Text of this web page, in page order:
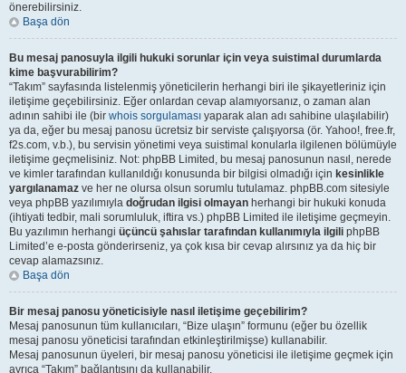
önerebilirsiniz.
Başa dön
Bu mesaj panosuyla ilgili hukuki sorunlar için veya suistimal durumlarda
kime başvurabilirim?
“Takım” sayfasında listelenmiş yöneticilerin herhangi biri ile şikayetleriniz için
iletişime geçebilirsiniz. Eğer onlardan cevap alamıyorsanız, o zaman alan
adının sahibi ile (bir whois sorgulaması yaparak alan adı sahibine ulaşılabilir)
ya da, eğer bu mesaj panosu ücretsiz bir serviste çalışıyorsa (ör. Yahoo!, free.fr,
f2s.com, v.b.), bu servisin yönetimi veya suistimal konularla ilgilenen bölümüyle
iletişime geçmelisiniz. Not: phpBB Limited, bu mesaj panosunun nasıl, nerede
ve kimler tarafından kullanıldığı konusunda bir bilgisi olmadığı için kesinlikle
yargılanamaz ve her ne olursa olsun sorumlu tutulamaz. phpBB.com sitesiyle
veya phpBB yazılımıyla doğrudan ilgisi olmayan herhangi bir hukuki konuda
(ihtiyati tedbir, mali sorumluluk, iftira vs.) phpBB Limited ile iletişime geçmeyin.
Bu yazılımın herhangi üçüncü şahıslar tarafından kullanımıyla ilgili phpBB
Limited’e e-posta gönderirseniz, ya çok kısa bir cevap alırsınız ya da hiç bir
cevap alamazsınız.
Başa dön
Bir mesaj panosu yöneticisiyle nasıl iletişime geçebilirim?
Mesaj panosunun tüm kullanıcıları, “Bize ulaşın” formunu (eğer bu özellik
mesaj panosu yöneticisi tarafından etkinleştirilmişse) kullanabilir.
Mesaj panosunun üyeleri, bir mesaj panosu yöneticisi ile iletişime geçmek için
ayrıca “Takım” bağlantısını da kullanabilir.